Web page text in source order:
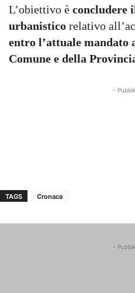
L’obiettivo è concludere
urbanistico relativo
entro l’attuale
Comune e della
-
TAGS Cronaca
-